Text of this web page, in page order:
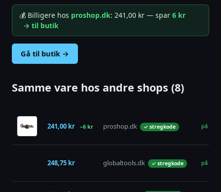
💰 Billigere hos proshop.dk: 241,00 kr — spar 6 kr
→ til butik
Gå til butik →
Samme vare hos andre shops (8)
241,00 kr −6 kr proshop.dk ✓ stregkode på
248,75 kr globaltools.dk ✓ stregkode på